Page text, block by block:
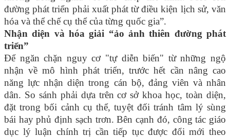
đường phát triển phải xuất phát từ điều kiện lịch sử, văn
hóa và thể chế cụ thể của từng quốc gia”.
Nhận diện và hóa giải “ảo ảnh thiên đường phát
triển”
Để ngăn chặn nguy cơ "tự diễn biến" từ những ngộ
nhận về mô hình phát triển, trước hết cần nâng cao
năng lực nhận diện trong cán bộ, đảng viên và nhân
dân. So sánh phải dựa trên cơ sở khoa học, toàn diện,
đặt trong bối cảnh cụ thể, tuyệt đối tránh tâm lý sùng
bái hay phủ định sạch trơn. Bên cạnh đó, công tác giáo
dục lý luận chính trị cần tiếp tục được đổi mới theo